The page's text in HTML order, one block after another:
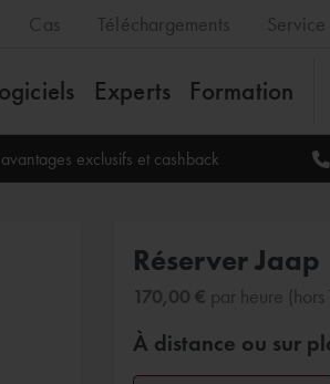
Cas Téléchargements
Experts Formation
exclusifs et cashback
Réserver Jaap
170,00 € par heure (hors
À distance ou sur